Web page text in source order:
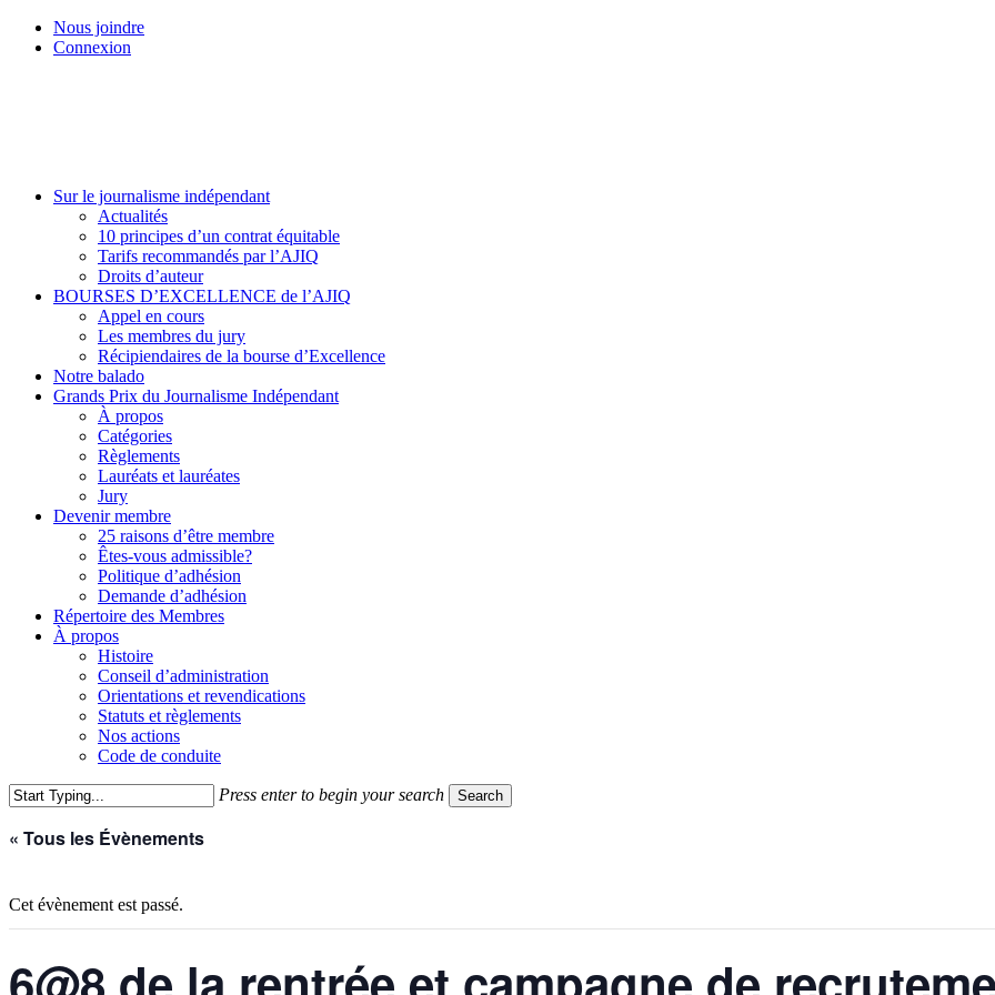
Skip
Nous joindre
Connexion
Menu
Sur le journalisme indépendant
Actualités
10 principes d’un contrat équitable
Tarifs recommandés par l’AJIQ
Droits d’auteur
BOURSES D’EXCELLENCE de l’AJIQ
Appel en cours
Les membres du jury
Récipiendaires de la bourse d’Excellence
Notre balado
Grands Prix du Journalisme Indépendant
À propos
Catégories
Règlements
Lauréats et lauréates
Jury
Devenir membre
25 raisons d’être membre
Êtes-vous admissible?
Politique d’adhésion
Demande d’adhésion
Répertoire des Membres
À propos
Histoire
Conseil d’administration
Orientations et revendications
Statuts et règlements
Nos actions
Code de conduite
Press enter to begin your search Search
Search
« Tous les Évènements
Cet évènement est passé.